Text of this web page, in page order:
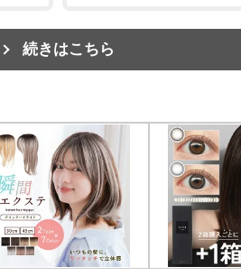
続きはこちら